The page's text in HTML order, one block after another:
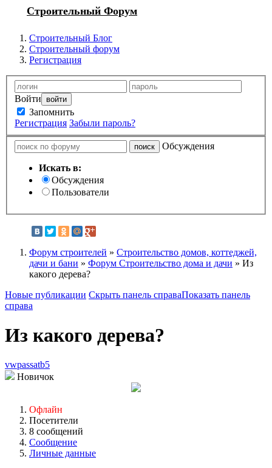
Строительный Форум
Строительный Блог
Строительный форум
Регистрация
Войти
Запомнить
Регистрация Забыли пароль?
Обсуждения
Искать в:
Обсуждения
Пользователи
Форум строителей » Строительство домов, коттеджей,
дачи и бани » Форум Строительство дома и дачи » Из
какого дерева?
Новые публикации Скрыть панель справаПоказать панель
справа
Из какого дерева?
vwpassatb5
Новичок
Офлайн
Посетители
8 сообщений
Сообщение
Личные данные